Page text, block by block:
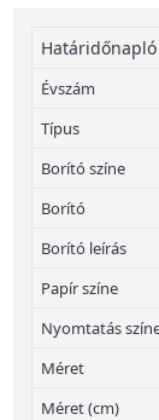
Határidőnapló
Évszám
Típus
Borító színe
Borító
Borító leírás
Papír színe
Nyomtatás
Méret
Méret (cm)